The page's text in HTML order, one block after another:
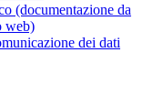
(documentazione da
web)
dei dati